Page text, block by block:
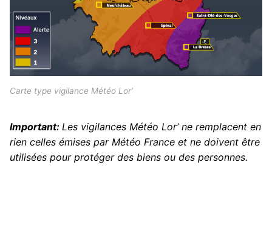
Carte type vigilance Météo Lor’
Important: Les vigilances Météo Lor’ ne remplacent en
rien celles émises par Météo France et ne doivent être
utilisées pour protéger des biens ou des personnes.